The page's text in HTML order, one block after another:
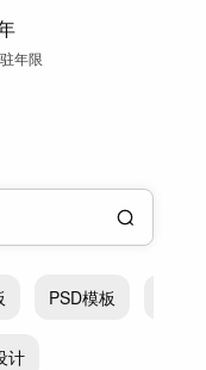
年限
PSD模板
计